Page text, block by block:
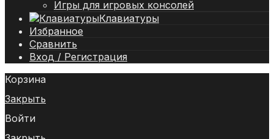
Игры для игровых консолей
Клавиатуры
Избранное
Сравнить
Вход / Регистрация
Корзина
Закрыть
Войти